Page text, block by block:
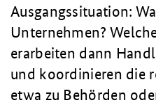
Ausgangssituation:
Unternehmen?
erarbeiten dann
und koordinieren die
etwa zu Behörden